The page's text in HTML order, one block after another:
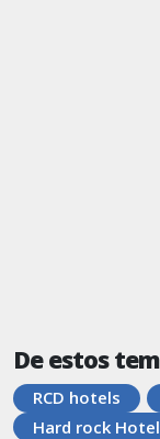
De estos
RCD hotels
Hard rock